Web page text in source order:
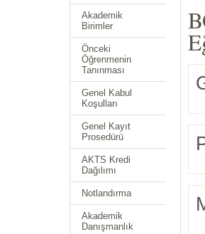
Akademik
Birimler
Önceki
Öğrenmenin
Tanınması
Genel Kabul
Koşulları
Genel Kayıt
Prosedürü
AKTS Kredi
Dağılımı
Notlandırma
Akademik
Danışmanlık